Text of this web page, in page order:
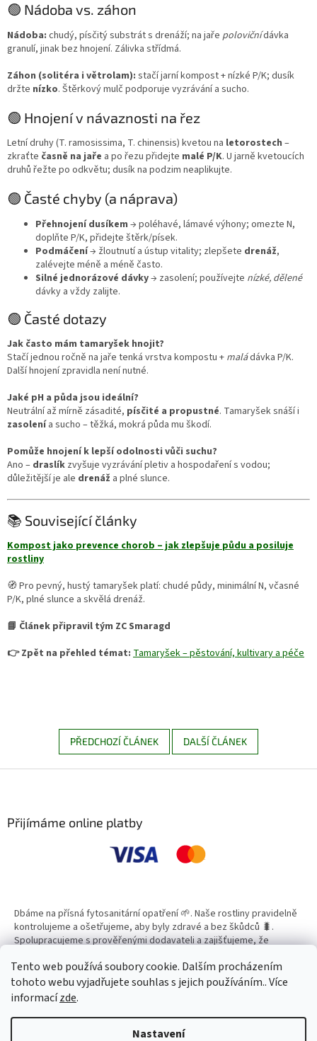
Tento web používá soubory cookie. Dalším procházením
tohoto webu vyjadřujete souhlas s jejich používáním.. Více
informacízde.
Nastavení
🟢 Nádoba vs. záhon
Nádoba: chudý, písčitý substrát s drenáží; na jaře polovičnídávka
granulí, jinak bez hnojení. Zálivka střídmá.
Záhon (solitéra i větrolam): stačí jarní kompost + nízké P/K; dusík
držte nízko. Štěrkový mulč podporuje vyzrávání a sucho.
🟢 Hnojení v návaznosti na řez
Letní druhy (T. ramosissima, T. chinensis) kvetou na letorostech –
zkraťte časně na jaře a po řezu přidejte malé P/K. U jarně kvetoucích
druhů řežte po odkvětu; dusík na podzim neaplikujte.
🟢 Časté chyby (a náprava)
Přehnojení dusíkem → poléhavé, lámavé výhony; omezte N,
doplňte P/K, přidejte štěrk/písek.
Podmáčení→ žloutnutí a ústup vitality; zlepšete drenáž,
zalévejte méně a méně často.
Silné jednorázové dávky→ zasolení; používejte nízké, dělené
dávky a vždy zalijte.
🟢 Časté dotazy
Jak často mám tamaryšek hnojit?
Stačí jednou ročně na jaře tenká vrstva kompostu + maládávka P/K.
Další hnojení zpravidla není nutné.
Jaké pH a půda jsou ideální?
Neutrální až mírně zásadité, písčité a propustné. Tamaryšek snáší i
zasolenía sucho – těžká, mokrá půda mu škodí.
Pomůže hnojení k lepší odolnosti vůči suchu?
Ano – draslík zvyšuje vyzrávání pletiv a hospodaření s vodou;
důležitější je ale drenáž a plné slunce.
📚 Související články
Kompost jako prevence chorob – jak zlepšuje půdu a posiluje
rostliny
🧭 Pro pevný, hustý tamaryšek platí: chudé půdy, minimální N, včasné
P/K, plné slunce a skvělá drenáž.
📘 Článek připravil tým ZC Smaragd
👉 Zpět na přehled témat: Tamaryšek – pěstování, kultivary a péče
PŘEDCHOZÍ ČLÁNEK DALŠÍ ČLÁNEK
Přijímáme online platby
Dbáme na přísná fytosanitární opatření 🌱. Naše rostliny pravidelně
kontrolujeme a ošetřujeme, aby byly zdravé a bez škůdců 🐛.
Spolupracujeme s prověřenými dodavateli a zajišťujeme, že